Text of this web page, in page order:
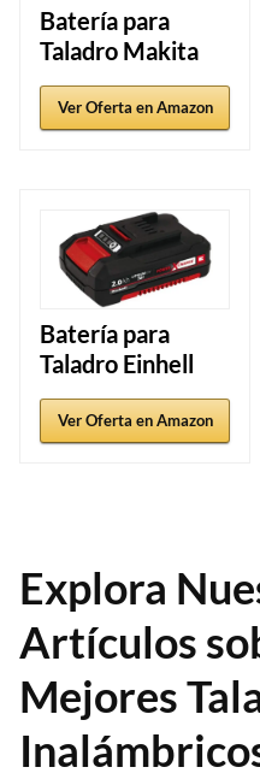
Batería para
Taladro Makita
Ver Oferta en Amazon
Batería para
Taladro Einhell
Ver Oferta en Amazon
Explora
Artículos
Mejores